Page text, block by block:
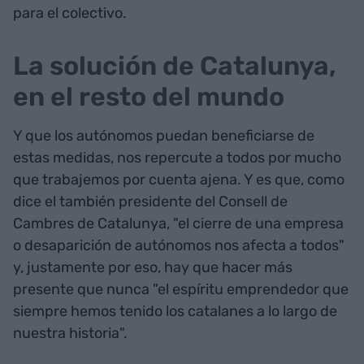
para el colectivo.
La solución de Catalunya,
en el resto del mundo
Y que los autónomos puedan beneficiarse de
estas medidas, nos repercute a todos por mucho
que trabajemos por cuenta ajena. Y es que, como
dice el también presidente del Consell de
Cambres de Catalunya, "el cierre de una empresa
o desaparición de autónomos nos afecta a todos"
y, justamente por eso, hay que hacer más
presente que nunca "el espíritu emprendedor que
siempre hemos tenido los catalanes a lo largo de
nuestra historia".